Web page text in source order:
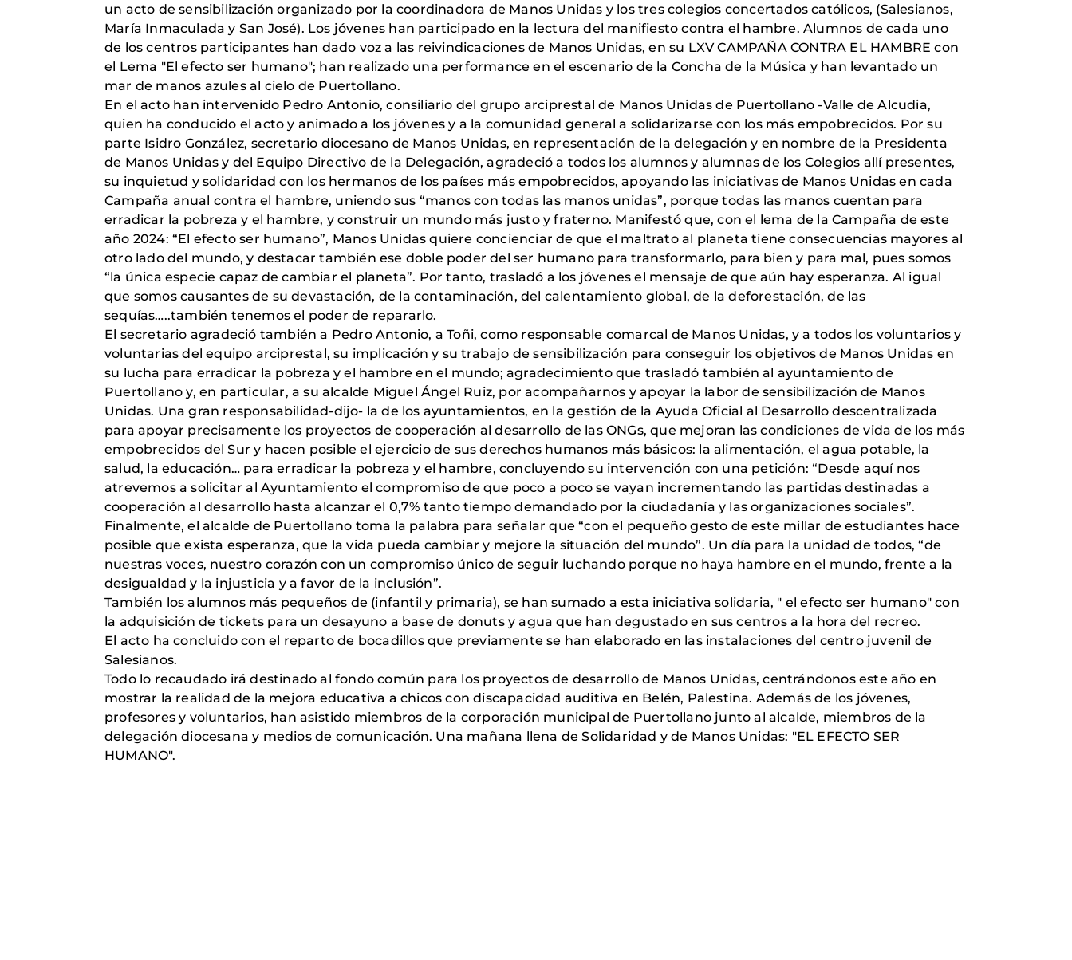
un acto de sensibilización organizado por la coordinadora de Manos Unidas y los tres colegios concertados católicos, (Salesianos,
María Inmaculada y San José). Los jóvenes han participado en la lectura del manifiesto contra el hambre. Alumnos de cada uno
de los centros participantes han dado voz a las reivindicaciones de Manos Unidas, en su LXV CAMPAÑA CONTRA EL HAMBRE con
el Lema "El efecto ser humano"; han realizado una performance en el escenario de la Concha de la Música y han levantado un
mar de manos azules al cielo de Puertollano.
En el acto han intervenido Pedro Antonio, consiliario del grupo arciprestal de Manos Unidas de Puertollano -Valle de Alcudia,
quien ha conducido el acto y animado a los jóvenes y a la comunidad general a solidarizarse con los más empobrecidos. Por su
parte Isidro González, secretario diocesano de Manos Unidas, en representación de la delegación y en nombre de la Presidenta
de Manos Unidas y del Equipo Directivo de la Delegación, agradeció a todos los alumnos y alumnas de los Colegios allí presentes,
su inquietud y solidaridad con los hermanos de los países más empobrecidos, apoyando las iniciativas de Manos Unidas en cada
Campaña anual contra el hambre, uniendo sus “manos con todas las manos unidas”, porque todas las manos cuentan para
erradicar la pobreza y el hambre, y construir un mundo más justo y fraterno. Manifestó que, con el lema de la Campaña de este
año 2024: “El efecto ser humano”, Manos Unidas quiere concienciar de que el maltrato al planeta tiene consecuencias mayores al
otro lado del mundo, y destacar también ese doble poder del ser humano para transformarlo, para bien y para mal, pues somos
“la única especie capaz de cambiar el planeta”. Por tanto, trasladó a los jóvenes el mensaje de que aún hay esperanza. Al igual
que somos causantes de su devastación, de la contaminación, del calentamiento global, de la deforestación, de las
sequías…..también tenemos el poder de repararlo.
El secretario agradeció también a Pedro Antonio, a Toñi, como responsable comarcal de Manos Unidas, y a todos los voluntarios y
voluntarias del equipo arciprestal, su implicación y su trabajo de sensibilización para conseguir los objetivos de Manos Unidas en
su lucha para erradicar la pobreza y el hambre en el mundo; agradecimiento que trasladó también al ayuntamiento de
Puertollano y, en particular, a su alcalde Miguel Ángel Ruiz, por acompañarnos y apoyar la labor de sensibilización de Manos
Unidas. Una gran responsabilidad-dijo- la de los ayuntamientos, en la gestión de la Ayuda Oficial al Desarrollo descentralizada
para apoyar precisamente los proyectos de cooperación al desarrollo de las ONGs, que mejoran las condiciones de vida de los más
empobrecidos del Sur y hacen posible el ejercicio de sus derechos humanos más básicos: la alimentación, el agua potable, la
salud, la educación… para erradicar la pobreza y el hambre, concluyendo su intervención con una petición: “Desde aquí nos
atrevemos a solicitar al Ayuntamiento el compromiso de que poco a poco se vayan incrementando las partidas destinadas a
cooperación al desarrollo hasta alcanzar el 0,7% tanto tiempo demandado por la ciudadanía y las organizaciones sociales”.
Finalmente, el alcalde de Puertollano toma la palabra para señalar que “con el pequeño gesto de este millar de estudiantes hace
posible que exista esperanza, que la vida pueda cambiar y mejore la situación del mundo”. Un día para la unidad de todos, “de
nuestras voces, nuestro corazón con un compromiso único de seguir luchando porque no haya hambre en el mundo, frente a la
desigualdad y la injusticia y a favor de la inclusión”.
También los alumnos más pequeños de (infantil y primaria), se han sumado a esta iniciativa solidaria, " el efecto ser humano" con
la adquisición de tickets para un desayuno a base de donuts y agua que han degustado en sus centros a la hora del recreo.
El acto ha concluido con el reparto de bocadillos que previamente se han elaborado en las instalaciones del centro juvenil de
Salesianos.
Todo lo recaudado irá destinado al fondo común para los proyectos de desarrollo de Manos Unidas, centrándonos este año en
mostrar la realidad de la mejora educativa a chicos con discapacidad auditiva en Belén, Palestina. Además de los jóvenes,
profesores y voluntarios, han asistido miembros de la corporación municipal de Puertollano junto al alcalde, miembros de la
delegación diocesana y medios de comunicación. Una mañana llena de Solidaridad y de Manos Unidas: "EL EFECTO SER
HUMANO".